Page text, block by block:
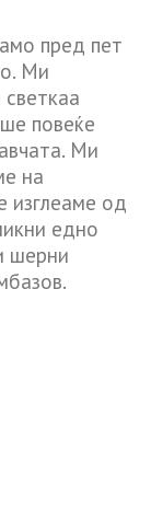
пред пет
Ми
повеќе
Ми
на
изглеаме од
едно
шерни